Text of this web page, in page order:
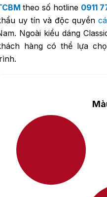
theo số hotline 0911
uy tín và độc quyền
Ngoài kiểu dáng
hàng có thể lựa